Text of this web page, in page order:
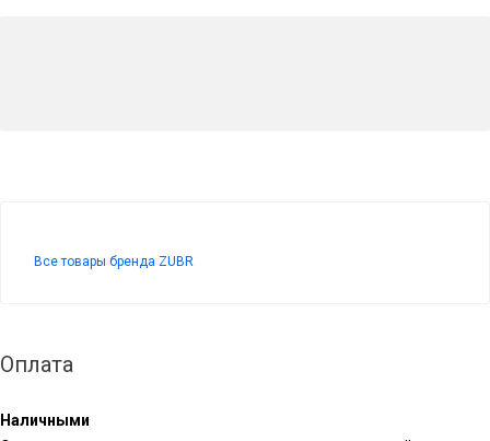
Все товары бренда ZUBR
Оплата
Наличными